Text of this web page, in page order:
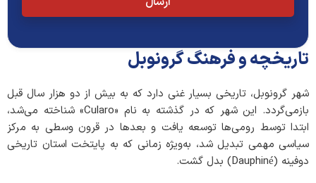
د
*
ی
و
س
ر
م
ا
ی
ه
تاریخچه و فرهنگ گرونوبل
شهر گرونوبل، تاریخی بسیار غنی دارد که به بیش از دو هزار سال قبل
بازمی‌گردد. این شهر که در گذشته به نام «Cularo» شناخته می‌شد،
ابتدا توسط رومی‌ها توسعه یافت و بعدها در قرون وسطی به مرکز
سیاسی مهمی تبدیل شد، به‌ویژه زمانی که به پایتخت استان تاریخی
دوفینه (Dauphiné) بدل گشت.